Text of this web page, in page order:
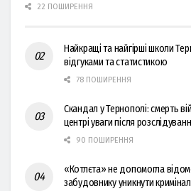
22 ПОШИРЕННЯ
Найкращі та найгірші школи
відгуками та статистикою
78 ПОШИРЕННЯ
Скандал у Тернополі: смерть
центрі уваги після
90 ПОШИРЕННЯ
«Котлєта» не допомогла
забудовнику уникнути